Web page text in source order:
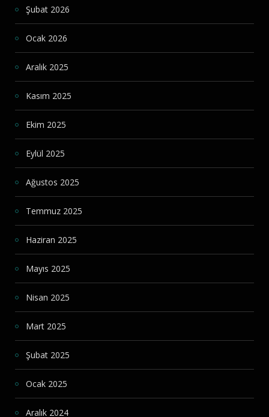
Şubat 2026
Ocak 2026
Aralık 2025
Kasım 2025
Ekim 2025
Eylül 2025
Ağustos 2025
Temmuz 2025
Haziran 2025
Mayıs 2025
Nisan 2025
Mart 2025
Şubat 2025
Ocak 2025
Aralık 2024